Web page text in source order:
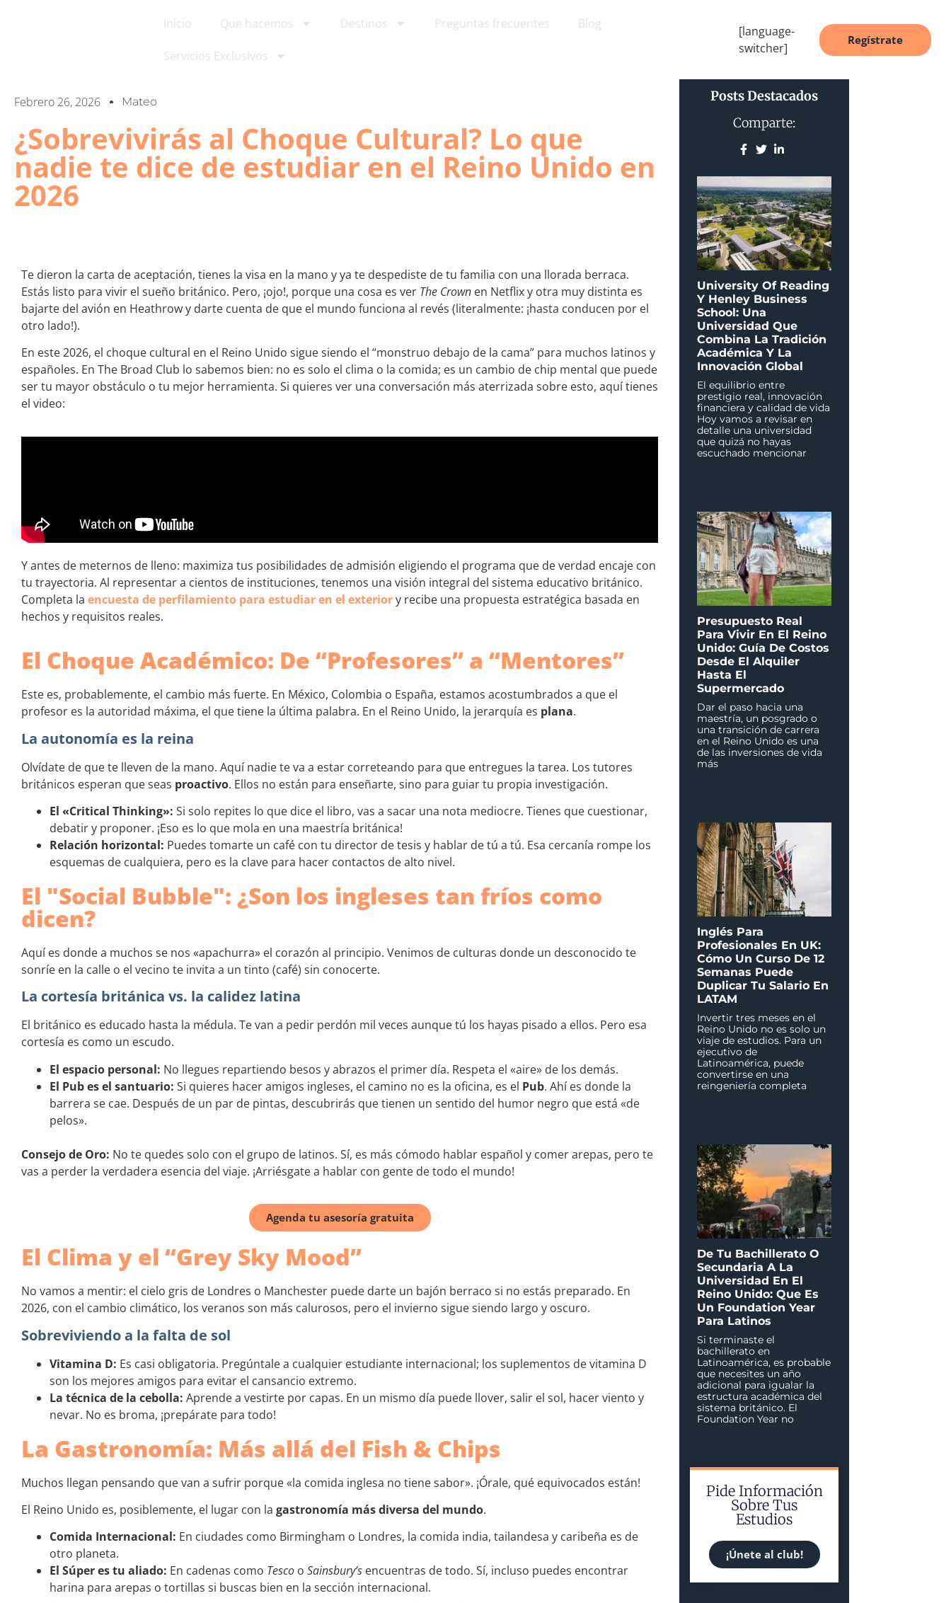
Inicio Que hacemos Destinos Preguntas frecuentes Blog
Servicios Exclusivos
[language-
switcher]
Regístrate
Febrero 26, 2026 Mateo
¿Sobrevivirás al Choque Cultural? Lo que
nadie te dice de estudiar en el Reino Unido en
2026
Te dieron la carta de aceptación, tienes la visa en la mano y ya te despediste de tu familia con una llorada berraca.
Estás listo para vivir el sueño británico. Pero, ¡ojo!, porque una cosa es ver The Crown en Netflix y otra muy distinta es
bajarte del avión en Heathrow y darte cuenta de que el mundo funciona al revés (literalmente: ¡hasta conducen por el
otro lado!).
En este 2026, el choque cultural en el Reino Unido sigue siendo el “monstruo debajo de la cama” para muchos latinos y
españoles. En The Broad Club lo sabemos bien: no es solo el clima o la comida; es un cambio de chip mental que puede
ser tu mayor obstáculo o tu mejor herramienta. Si quieres ver una conversación más aterrizada sobre esto, aquí tienes
el video:
Y antes de meternos de lleno: maximiza tus posibilidades de admisión eligiendo el programa que de verdad encaje con
tu trayectoria. Al representar a cientos de instituciones, tenemos una visión integral del sistema educativo británico.
Completa la encuesta de perfilamiento para estudiar en el exteriory recibe una propuesta estratégica basada en
hechos y requisitos reales.
El Choque Académico: De “Profesores” a “Mentores”
Este es, probablemente, el cambio más fuerte. En México, Colombia o España, estamos acostumbrados a que el
profesor es la autoridad máxima, el que tiene la última palabra. En el Reino Unido, la jerarquía es plana.
La autonomía es la reina
Olvídate de que te lleven de la mano. Aquí nadie te va a estar correteando para que entregues la tarea. Los tutores
británicos esperan que seas proactivo. Ellos no están para enseñarte, sino para guiar tu propia investigación.
El «Critical Thinking»: Si solo repites lo que dice el libro, vas a sacar una nota mediocre. Tienes que cuestionar,
debatir y proponer. ¡Eso es lo que mola en una maestría británica!
Relación horizontal: Puedes tomarte un café con tu director de tesis y hablar de tú a tú. Esa cercanía rompe los
esquemas de cualquiera, pero es la clave para hacer contactos de alto nivel.
El "Social Bubble": ¿Son los ingleses tan fríos como
dicen?
Aquí es donde a muchos se nos «apachurra» el corazón al principio. Venimos de culturas donde un desconocido te
sonríe en la calle o el vecino te invita a un tinto (café) sin conocerte.
La cortesía británica vs. la calidez latina
El británico es educado hasta la médula. Te van a pedir perdón mil veces aunque tú los hayas pisado a ellos. Pero esa
cortesía es como un escudo.
El espacio personal: No llegues repartiendo besos y abrazos el primer día. Respeta el «aire» de los demás.
El Pub es el santuario: Si quieres hacer amigos ingleses, el camino no es la oficina, es el Pub. Ahí es donde la
barrera se cae. Después de un par de pintas, descubrirás que tienen un sentido del humor negro que está «de
pelos».
Consejo de Oro: No te quedes solo con el grupo de latinos. Sí, es más cómodo hablar español y comer arepas, pero te
vas a perder la verdadera esencia del viaje. ¡Arriésgate a hablar con gente de todo el mundo!
Agenda tu asesoría gratuita
El Clima y el “Grey Sky Mood”
No vamos a mentir: el cielo gris de Londres o Manchester puede darte un bajón berraco si no estás preparado. En
2026, con el cambio climático, los veranos son más calurosos, pero el invierno sigue siendo largo y oscuro.
Sobreviviendo a la falta de sol
Vitamina D: Es casi obligatoria. Pregúntale a cualquier estudiante internacional; los suplementos de vitamina D
son los mejores amigos para evitar el cansancio extremo.
La técnica de la cebolla: Aprende a vestirte por capas. En un mismo día puede llover, salir el sol, hacer viento y
nevar. No es broma, ¡prepárate para todo!
La Gastronomía: Más allá del Fish & Chips
Muchos llegan pensando que van a sufrir porque «la comida inglesa no tiene sabor». ¡Órale, qué equivocados están!
El Reino Unido es, posiblemente, el lugar con la gastronomía más diversa del mundo.
Comida Internacional: En ciudades como Birmingham o Londres, la comida india, tailandesa y caribeña es de
otro planeta.
El Súper es tu aliado: En cadenas como Tesco o Sainsbury’s encuentras de todo. Sí, incluso puedes encontrar
harina para arepas o tortillas si buscas bien en la sección internacional.
Posts Destacados
Comparte:
University Of Reading
Y Henley Business
School: Una
Universidad Que
Combina La Tradición
Académica Y La
Innovación Global
El equilibrio entre
prestigio real, innovación
financiera y calidad de vida
Hoy vamos a revisar en
detalle una universidad
que quizá no hayas
escuchado mencionar
Presupuesto Real
Para Vivir En El Reino
Unido: Guía De Costos
Desde El Alquiler
Hasta El
Supermercado
Dar el paso hacia una
maestría, un posgrado o
una transición de carrera
en el Reino Unido es una
de las inversiones de vida
más
Inglés Para
Profesionales En UK:
Cómo Un Curso De 12
Semanas Puede
Duplicar Tu Salario En
LATAM
Invertir tres meses en el
Reino Unido no es solo un
viaje de estudios. Para un
ejecutivo de
Latinoamérica, puede
convertirse en una
reingeniería completa
De Tu Bachillerato O
Secundaria A La
Universidad En El
Reino Unido: Que Es
Un Foundation Year
Para Latinos
Si terminaste el
bachillerato en
Latinoamérica, es probable
que necesites un año
adicional para igualar la
estructura académica del
sistema británico. El
Foundation Year no
Pide Información
Sobre Tus
Estudios
¡Únete al club!